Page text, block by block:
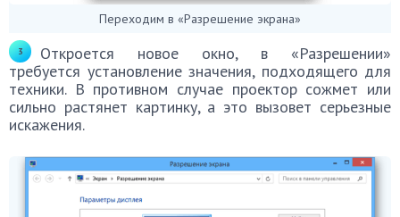
Переходим в «Разрешение экрана»
Откроется новое окно, в «Разрешении»
требуется установление значения, подходящего для
техники. В противном случае проектор сожмет или
сильно растянет картинку, а это вызовет серьезные
искажения.